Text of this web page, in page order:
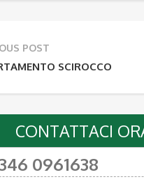
POST
SCIROCCO
CONTATTACI
0961638